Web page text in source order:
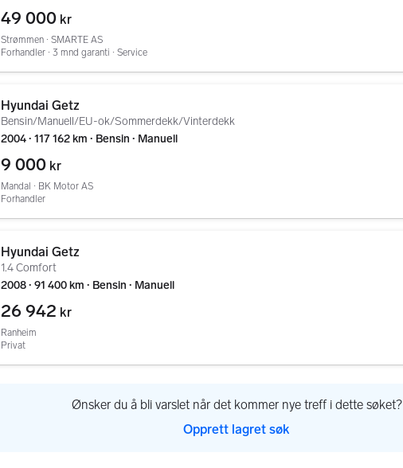
49 000 kr
Strømmen ∙ SMARTE AS
Forhandler ∙ 3 mnd garanti ∙ Service
Hyundai Getz
Bensin/Manuell/EU-ok/Sommerdekk/Vinterdekk
2004 ∙ 117 162 km ∙ Bensin ∙ Manuell
9 000 kr
Mandal ∙ BK Motor AS
Forhandler
Hyundai Getz
1.4 Comfort
2008 ∙ 91 400 km ∙ Bensin ∙ Manuell
26 942 kr
Ranheim
Privat
Ønsker du å bli varslet når det kommer nye treff i dette søket?
Opprett lagret søk